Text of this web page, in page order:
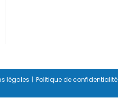
légales Politique de confidentialité